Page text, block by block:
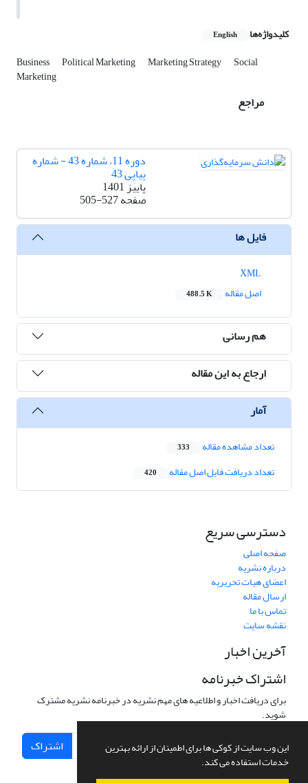
این وب سایت از کوکی ها برای اطمینان از ارائه بهترین
خدمات استفاده می کند.
کلیدواژه‌ها English
Business Political Marketing Marketing Strategy Social
Marketing
مراجع
دوره 11، شماره 43 - شماره
پیاپی 43
پاییز 1401
صفحه505-527
فایل ها
اصل مقاله
488.5 K
هم رسانی
ارجاع به این مقاله
آمار
تعداد مشاهده مقاله 333
تعداد دریافت فایل اصل مقاله 420
دسترسی سریع
صفحه اصلی
درباره نشریه
اعضای هیات تحریریه
ارسال مقاله
تماس با ما
نقشه سایت
آخرین اخبار
اشتراک خبرنامه
برای دریافت اخبار و اطلاعیه های مهم نشریه در خبرنامه نشریه مشترک
شوید.
اشتراک